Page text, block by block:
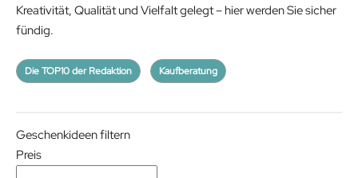
Kreativität, Qualität und Vielfalt gelegt – hier werden Sie sicher
fündig.
Die TOP10 der Redaktion Kaufberatung
Geschenkideen filtern
Preis